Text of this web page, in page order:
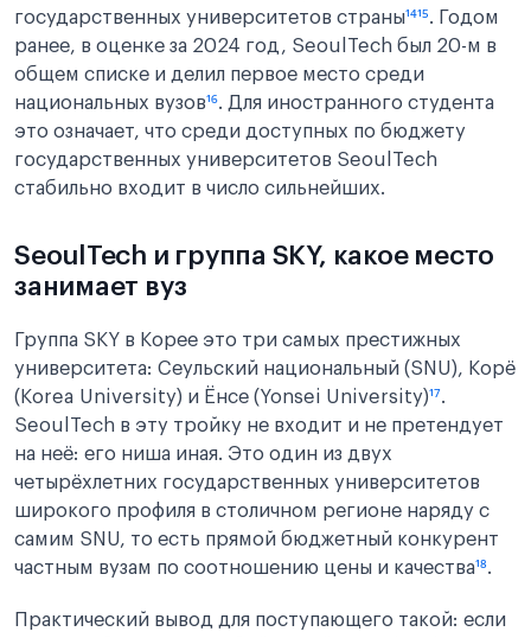
государственных университетов страны¹⁴¹⁵. Годом
ранее, в оценке за 2024 год, SeoulTech был 20-м в
общем списке и делил первое место среди
национальных вузов¹⁶. Для иностранного студента
это означает, что среди доступных по бюджету
государственных университетов SeoulTech
стабильно входит в число сильнейших.
SeoulTech и группа SKY, какое место
занимает вуз
Группа SKY в Корее это три самых престижных
университета: Сеульский национальный (SNU), Корё
(Korea University) и Ёнсе (Yonsei University)¹⁷.
SeoulTech в эту тройку не входит и не претендует
на неё: его ниша иная. Это один из двух
четырёхлетних государственных университетов
широкого профиля в столичном регионе наряду с
самим SNU, то есть прямой бюджетный конкурент
частным вузам по соотношению цены и качества¹⁸.
Практический вывод для поступающего такой: если